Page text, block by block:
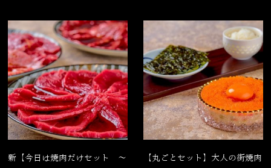
新【今日は焼肉だけセット 〜
【丸ごとセット】大人の街焼肉